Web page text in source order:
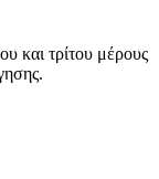
και τρίτου μέρους